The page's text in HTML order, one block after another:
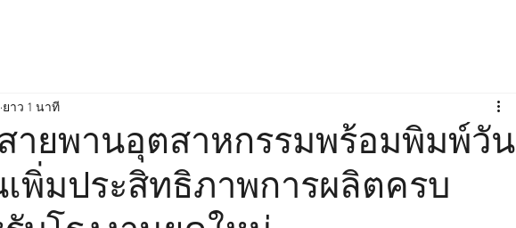
ายพานอุตสาหกรรมพร้อมพิมพ์วัน
พิ่มประสิทธิภาพการผลิตครบ
ยาว 1 นาที